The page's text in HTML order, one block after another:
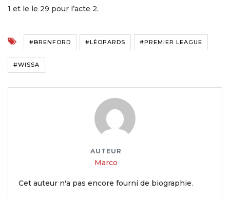
1 et le le 29 pour l’acte 2.
#BRENFORD #LÉOPARDS #PREMIER LEAGUE
#WISSA
AUTEUR
Marco
Cet auteur n'a pas encore fourni de biographie.